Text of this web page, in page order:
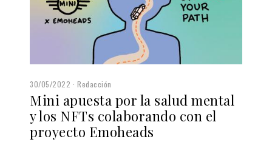
30/05/2022 Redacción
Mini apuesta por la salud mental
y los NFTs colaborando con el
proyecto Emoheads